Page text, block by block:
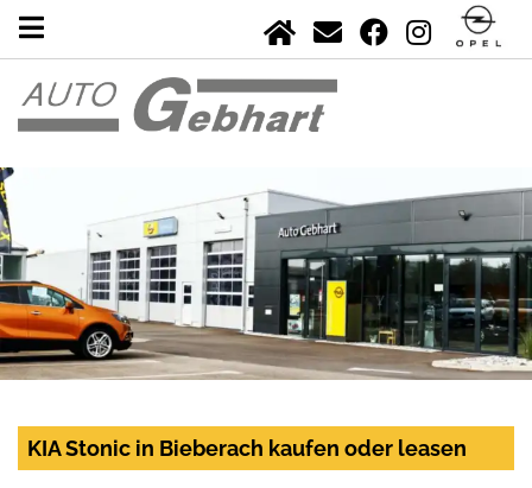
KIA Stonic in Bieberach kaufen oder leasen